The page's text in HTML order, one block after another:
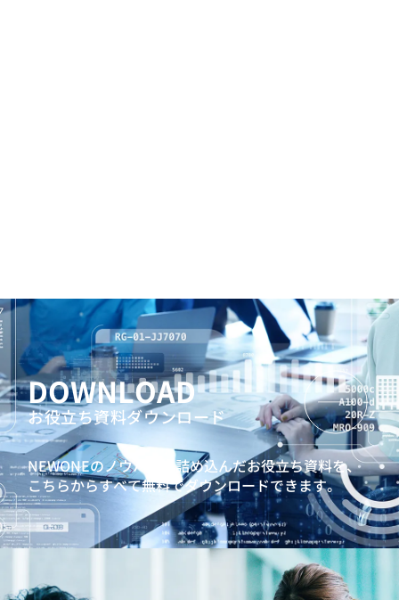
DOWNLOAD
お役立ち資料ダウンロード
NEWONEのノウハウを詰め込んだお役立ち資料を、
こちらからすべて無料でダウンロードできます。